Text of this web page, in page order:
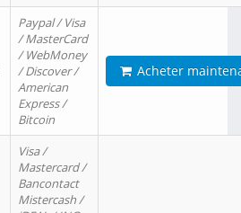
Paypal / Visa
/ MasterCard
/ WebMoney
/ Discover /
American
Express /
Bitcoin
Acheter
Visa /
Mastercard /
Bancontact
Mistercash /